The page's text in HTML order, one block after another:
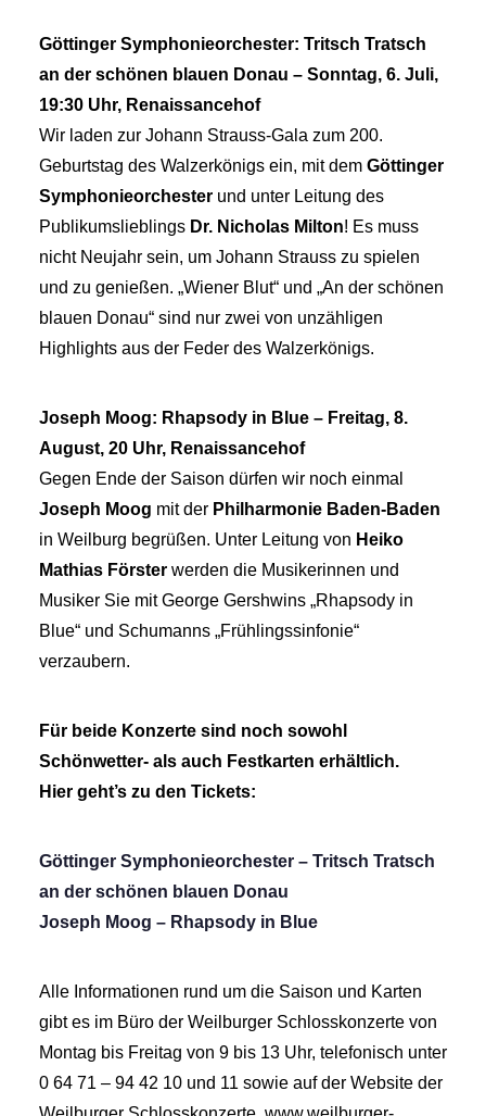
Göttinger Symphonieorchester: Tritsch Tratsch
an der schönen blauen Donau – Sonntag, 6. Juli,
19:30 Uhr, Renaissancehof
Wir laden zur Johann Strauss-Gala zum 200.
Geburtstag des Walzerkönigs ein, mit dem Göttinger
Symphonieorchester und unter Leitung des
Publikumslieblings Dr. Nicholas Milton! Es muss
nicht Neujahr sein, um Johann Strauss zu spielen
und zu genießen. „Wiener Blut“ und „An der schönen
blauen Donau“ sind nur zwei von unzähligen
Highlights aus der Feder des Walzerkönigs.
Joseph Moog: Rhapsody in Blue – Freitag, 8.
August, 20 Uhr, Renaissancehof
Gegen Ende der Saison dürfen wir noch einmal
Joseph Moog mit der Philharmonie Baden-Baden
in Weilburg begrüßen. Unter Leitung von Heiko
Mathias Förster werden die Musikerinnen und
Musiker Sie mit George Gershwins „Rhapsody in
Blue“ und Schumanns „Frühlingssinfonie“
verzaubern.
Für beide Konzerte sind noch sowohl
Schönwetter- als auch Festkarten erhältlich.
Hier geht’s zu den Tickets:
Göttinger Symphonieorchester – Tritsch Tratsch
an der schönen blauen Donau
Joseph Moog – Rhapsody in Blue
Alle Informationen rund um die Saison und Karten
gibt es im Büro der Weilburger Schlosskonzerte von
Montag bis Freitag von 9 bis 13 Uhr, telefonisch unter
0 64 71 – 94 42 10 und 11 sowie auf der Website der